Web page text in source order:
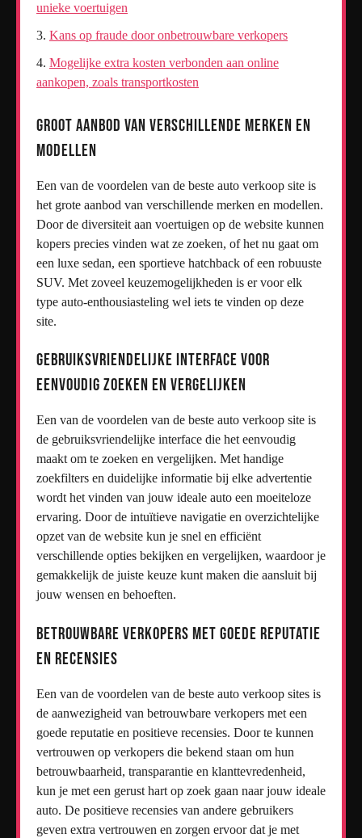
unieke voertuigen
Kans op fraude door onbetrouwbare verkopers
Mogelijke extra kosten verbonden aan online
aankopen, zoals transportkosten
Groot aanbod van verschillende merken en
modellen
Een van de voordelen van de beste auto verkoop site is
het grote aanbod van verschillende merken en modellen.
Door de diversiteit aan voertuigen op de website kunnen
kopers precies vinden wat ze zoeken, of het nu gaat om
een luxe sedan, een sportieve hatchback of een robuuste
SUV. Met zoveel keuzemogelijkheden is er voor elk
type auto-enthousiasteling wel iets te vinden op deze
site.
Gebruiksvriendelijke interface voor
eenvoudig zoeken en vergelijken
Een van de voordelen van de beste auto verkoop site is
de gebruiksvriendelijke interface die het eenvoudig
maakt om te zoeken en vergelijken. Met handige
zoekfilters en duidelijke informatie bij elke advertentie
wordt het vinden van jouw ideale auto een moeiteloze
ervaring. Door de intuïtieve navigatie en overzichtelijke
opzet van de website kun je snel en efficiënt
verschillende opties bekijken en vergelijken, waardoor je
gemakkelijk de juiste keuze kunt maken die aansluit bij
jouw wensen en behoeften.
Betrouwbare verkopers met goede reputatie
en recensies
Een van de voordelen van de beste auto verkoop sites is
de aanwezigheid van betrouwbare verkopers met een
goede reputatie en positieve recensies. Door te kunnen
vertrouwen op verkopers die bekend staan om hun
betrouwbaarheid, transparantie en klanttevredenheid,
kun je met een gerust hart op zoek gaan naar jouw ideale
auto. De positieve recensies van andere gebruikers
geven extra vertrouwen en zorgen ervoor dat je met